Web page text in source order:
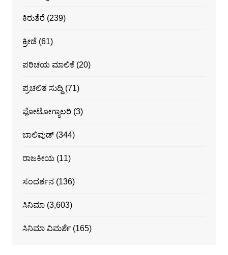
ಕಿರುತೆರೆ(239)
ಕ್ರೀಡೆ(61)
ಪರಿಚಯ ಮಾಲಿಕೆ(20)
ಪ್ರಚಲಿತ ಸುದ್ದಿ (71)
ಫೋಟೋಗ್ಯಾಲರಿ(3)
ಬಾಲಿವುಡ್(344)
ರಾಜಕೀಯ(11)
ಸಂದರ್ಶನ (136)
ಸಿನಿಮಾ(3,603)
ಸಿನಿಮಾ ವಿಮರ್ಶೆ(165)